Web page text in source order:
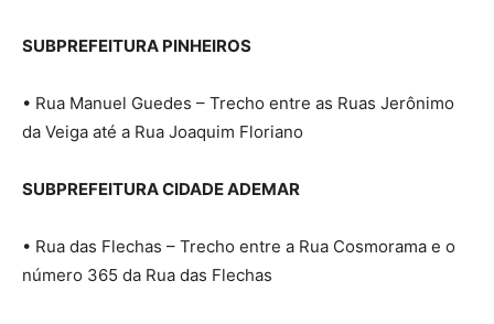
SUBPREFEITURA PINHEIROS
• Rua Manuel Guedes – Trecho entre as Ruas Jerônimo
da Veiga até a Rua Joaquim Floriano
SUBPREFEITURA CIDADE ADEMAR
• Rua das Flechas – Trecho entre a Rua Cosmorama e o
número 365 da Rua das Flechas